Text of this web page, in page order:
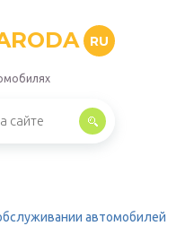
RU
автомобилей